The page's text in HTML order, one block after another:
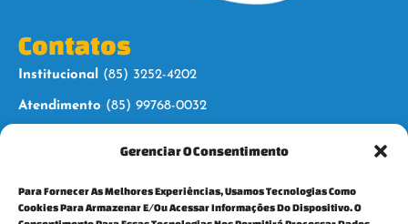
Gerenciar O Consentimento
Para Fornecer As Melhores Experiências, Usamos Tecnologias Como
Cookies Para Armazenar E/ou Acessar Informações Do Dispositivo. O
Contatos
Institucional (85) 3252-4202
Atendimento (85) 99768-0032
Siga-nos